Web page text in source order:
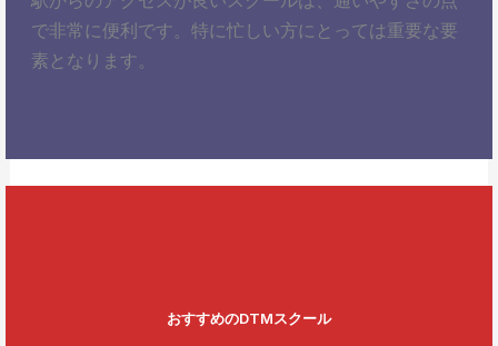
で非常に便利です。特に忙しい方にとっては重要な要
素となります。
おすすめのDTMスクール